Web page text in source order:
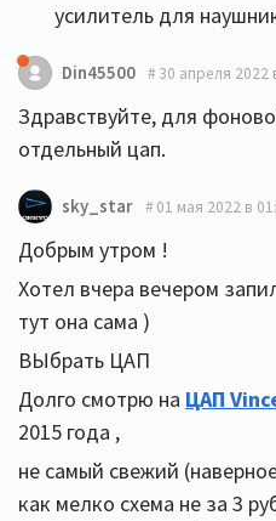
усилитель для
Din45500 30 апреля 2022
Здравствуйте, для
отдельный цап.
sky_star 01 мая 2022 в
Добрым утром !
Хотел вчера вечером
тут она сама )
ВЫбрать ЦАП
Долго смотрю на ЦАП
2015 года ,
не самый свежий
как мелко схема не за 3